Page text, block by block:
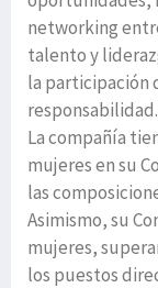
networking
talento y
la participación
responsabilidad.
La compañía
mujeres en su
las
Asimismo, su
mujeres,
los puestos